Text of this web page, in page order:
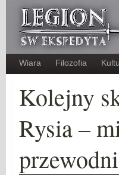
Wiara Filozofia
Kolejny
Rysia –